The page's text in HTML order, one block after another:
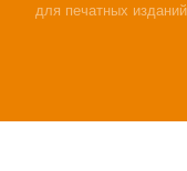
для печатных